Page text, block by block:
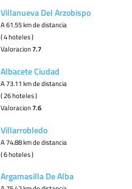
Villanueva Del Arzobispo
A 61.55 km de distancia
( 4 hoteles )
Valoracion7.7
Albacete Ciudad
A 73.11 km de distancia
( 26 hoteles )
Valoracion7.6
Villarrobledo
A 74.88 km de distancia
( 6 hoteles )
Argamasilla De Alba